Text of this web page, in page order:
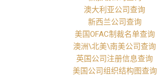
澳大利亚公司查询
新西兰公司查询
美国OFAC制裁名单查询
澳洲\北美\南美公司查询
英国公司注册信息查询
美国公司组织结构图查询